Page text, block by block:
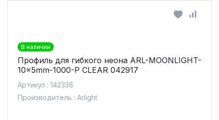
В наличии
Профиль для гибкого неона ARL-MOONLIGHT-
10x5mm-1000-P CLEAR 042917
Артикул : 142338
Производитель : Arlight